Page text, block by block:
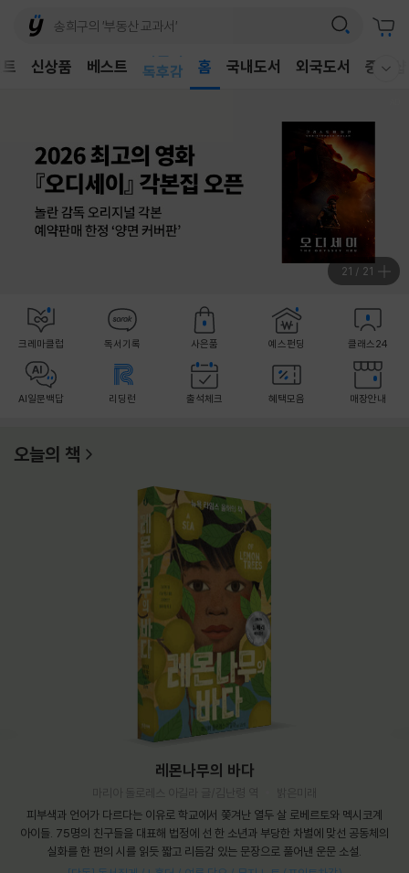
신상품 베스트
독후감
홈 국내도서 외국도서 중고샵
1/ 21
크레마클럽 독서기록 사은품 예스펀딩 클래스24
AI일문백답 리딩런 출석체크 혜택모음 매장안내
오늘의 책
레몬나무의 바다
피부색과 언어가 다르다는 이유로 학교에서 쫓겨난 열두 살 로베르토와 멕시코계
아이들. 75명의 친구들을 대표해 법정에 선 한 소년과 부당한 차별에 맞선 공동체의
실화를 한 편의 시를 읽듯 짧고 리듬감 있는 문장으로 풀어낸 운문 소설.